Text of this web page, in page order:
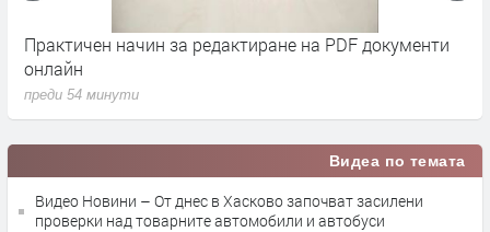
Димитър Демиров от село Срем отпразнува 100-
годишен юбилей
преди 1 час
Видеа по темата
Видео Новини – От днес в Хасково започват засилени
проверки над товарните автомобили и автобуси